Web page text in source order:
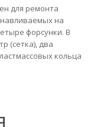
для ремонта
на
форсунки. В
(сетка), два
кольца